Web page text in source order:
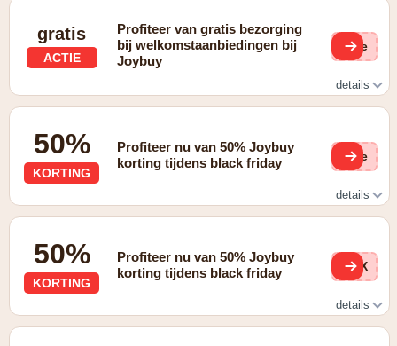
gratis
ACTIE
Profiteer van gratis bezorging
bij welkomstaanbiedingen bij
Joybuy
(ge
details
50%
KORTING
Profiteer nu van 50% Joybuy
korting tijdens black friday
6Qe
details
50%
KORTING
Profiteer nu van 50% Joybuy
korting tijdens black friday
coX
details